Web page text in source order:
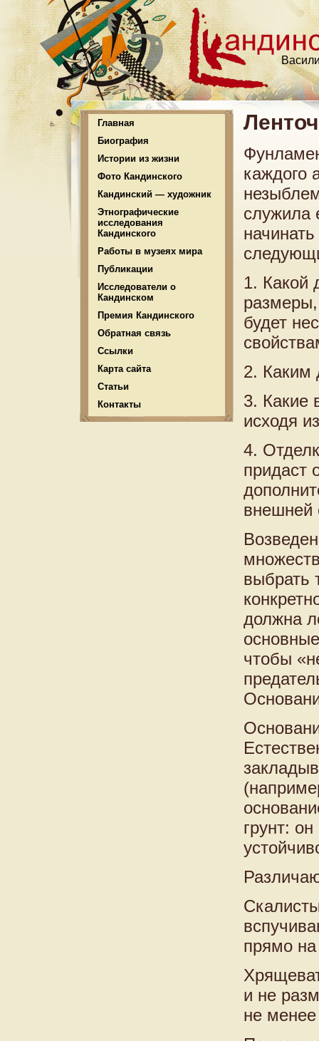
Главная
Биография
Истории из жизни
Фото Кандинского
Кандинский — художник
Этнографические
исследования
Кандинского
Работы в музеях мира
Публикации
Исследователи о
Кандинском
Премия Кандинского
Обратная связь
Ссылки
Карта сайта
Статьи
Контакты
каждого
служила
1. Какой
размеры,
будет
2. Каким
3. Какие
исходя
4.
придаст
внешней
выбрать
должна
чтобы
грунт:
прямо на
и не
не